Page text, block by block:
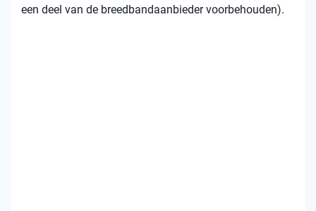
een deel van de breedbandaanbieder voorbehouden).